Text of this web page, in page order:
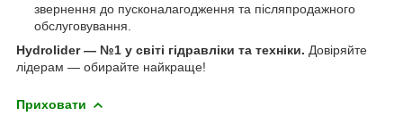
звернення до пусконалагодження та післяпродажного
обслуговування.
Hydrolider — №1 у світі гідравліки та техніки. Довіряйте
лідерам — обирайте найкраще!
Приховати